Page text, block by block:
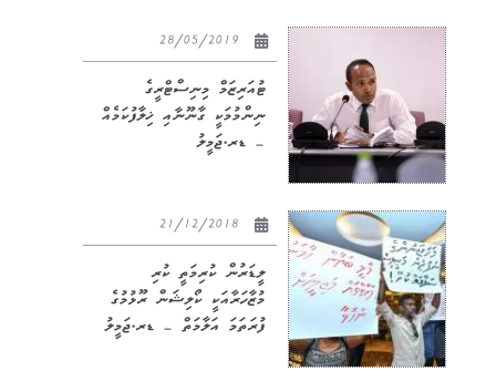
ޓުއަރިޒަމް މިނިސްޓްރީގެ
ނިންމުމަކީ ގާނޫނާއި ޚިލާފުކަމެއް
– ޑރ.ޖަމީލު
ލީޑަރުން ކުރިމަތީ ކުރި
މުޒާހަރާއަކީ ކޯލިޝަން ރޫޅުމުގެ
ފުރަތަމަ އަލާމަތް – ޑރ.ޖަމީލު